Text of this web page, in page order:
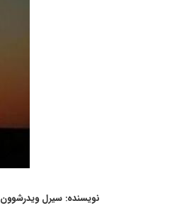
نویسنده: سیرل ویدرشوون